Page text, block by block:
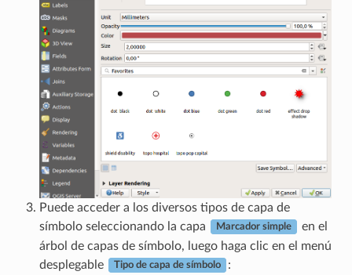
Puede acceder a los diversos tipos de capa de
símbolo seleccionando la capa
Marcador simple
en el
árbol de capas de símbolo, luego haga clic en el menú
desplegable
Tipo de capa de símbolo :